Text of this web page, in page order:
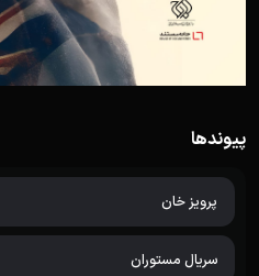
پیوندها
پرویز خان
سریال مستوران